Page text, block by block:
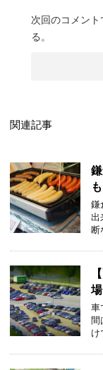
次回のコメン
る。
関連記事
鎌
出
断
車
間
け